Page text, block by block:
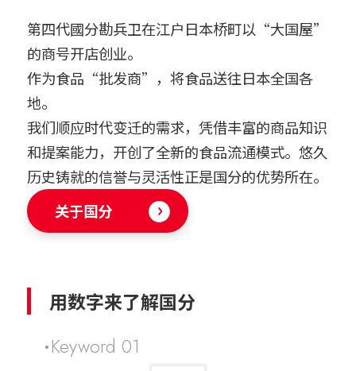
第四代國分勘兵卫在江户日本桥町以“大国屋”
的商号开店创业。
作为食品“批发商”，将食品送往日本全国各
地。
我们顺应时代变迁的需求，凭借丰富的商品知识
和提案能力，开创了全新的食品流通模式。悠久
历史铸就的信誉与灵活性正是国分的优势所在。
关于国分
用数字来了解国分
Keyword 01